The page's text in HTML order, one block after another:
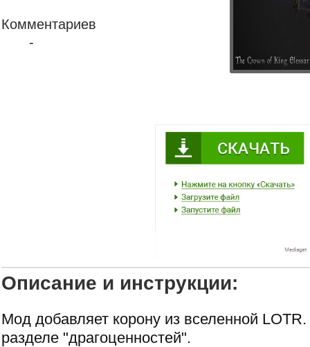
Комментариев
-
Описание и инструкции:
Мод добавляет корону из вселенной
разделе "драгоценностей".